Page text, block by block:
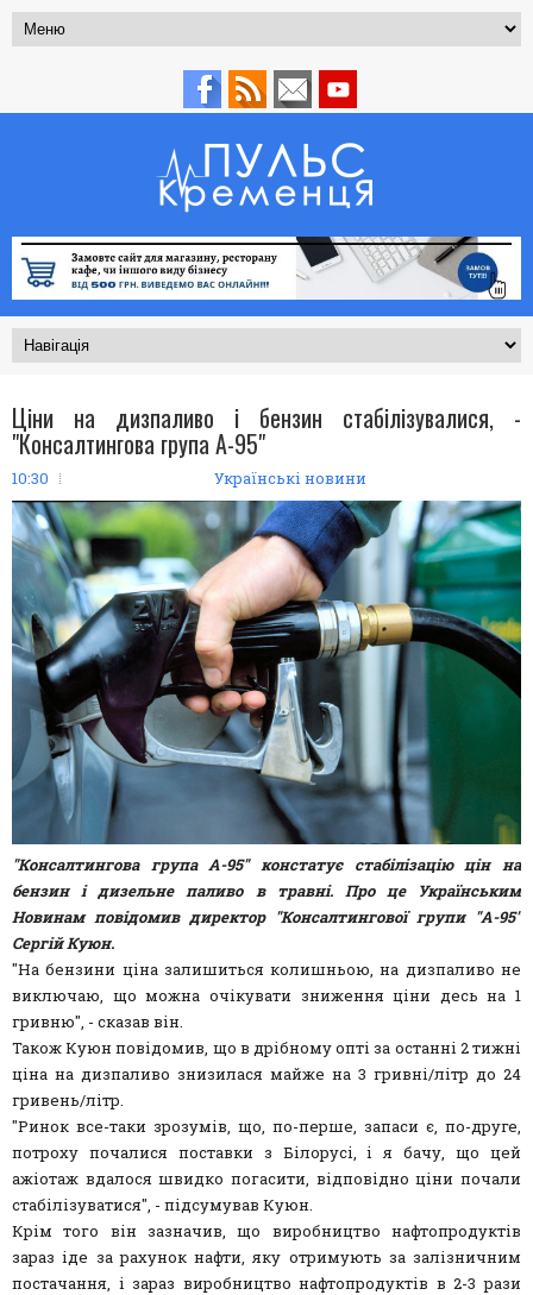
Ціни на дизпаливо і бензин стабілізувалися, -
"Консалтингова група А-95"
10:30 Українські новини
"Консалтингова група А-95" констатує стабілізацію цін на
бензин і дизельне паливо в травні. Про це Українським
Новинам повідомив директор "Консалтингової групи "А-95"
Сергій Куюн.
"На бензини ціна залишиться колишньою, на дизпаливо не
виключаю, що можна очікувати зниження ціни десь на 1
гривню", - сказав він.
Також Куюн повідомив, що в дрібному опті за останні 2 тижні
ціна на дизпаливо знизилася майже на 3 гривні/літр до 24
гривень/літр.
"Ринок все-таки зрозумів, що, по-перше, запаси є, по-друге,
потроху почалися поставки з Білорусі, і я бачу, що цей
ажіотаж вдалося швидко погасити, відповідно ціни почали
стабілізуватися", - підсумував Куюн.
Крім того він зазначив, що виробництво нафтопродуктів
зараз іде за рахунок нафти, яку отримують за залізничним
постачання, і зараз виробництво нафтопродуктів в 2-3 рази